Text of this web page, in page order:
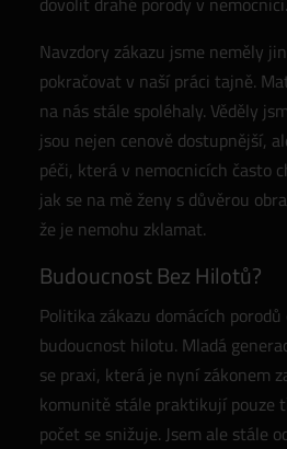
Navzdory zákazu jsme neměly
pokračovat v naší práci tajně.
na nás stále spoléhaly. Věděly
jsou nejen cenově dostupnější,
péči, která v nemocnicích často
jak se na mě ženy s důvěrou
že je nemohu zklamat.
Budoucnost Bez Hilotů?
Politika zákazu domácích
budoucnost hilotu. Mladá
se praxi, která je nyní zákonem
komunitě stále praktikují pouze
počet se snižuje. Jsem ale stále